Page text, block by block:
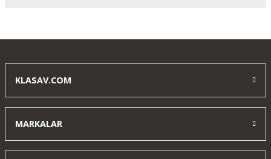
sağlam bir yapısı var ayrıca taksit seçeneği sayesinde rahatça
o... g... | 29/03/2025
KLASAV.COM
MARKALAR